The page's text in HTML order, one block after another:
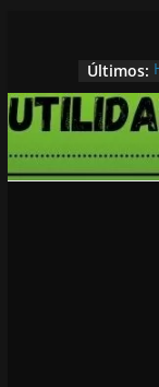
conteúdo
Últimos: